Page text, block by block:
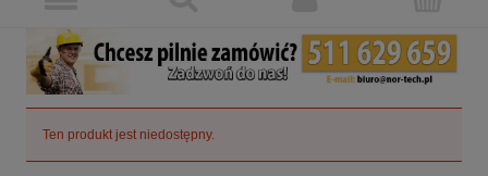
Ten produkt jest niedostępny.